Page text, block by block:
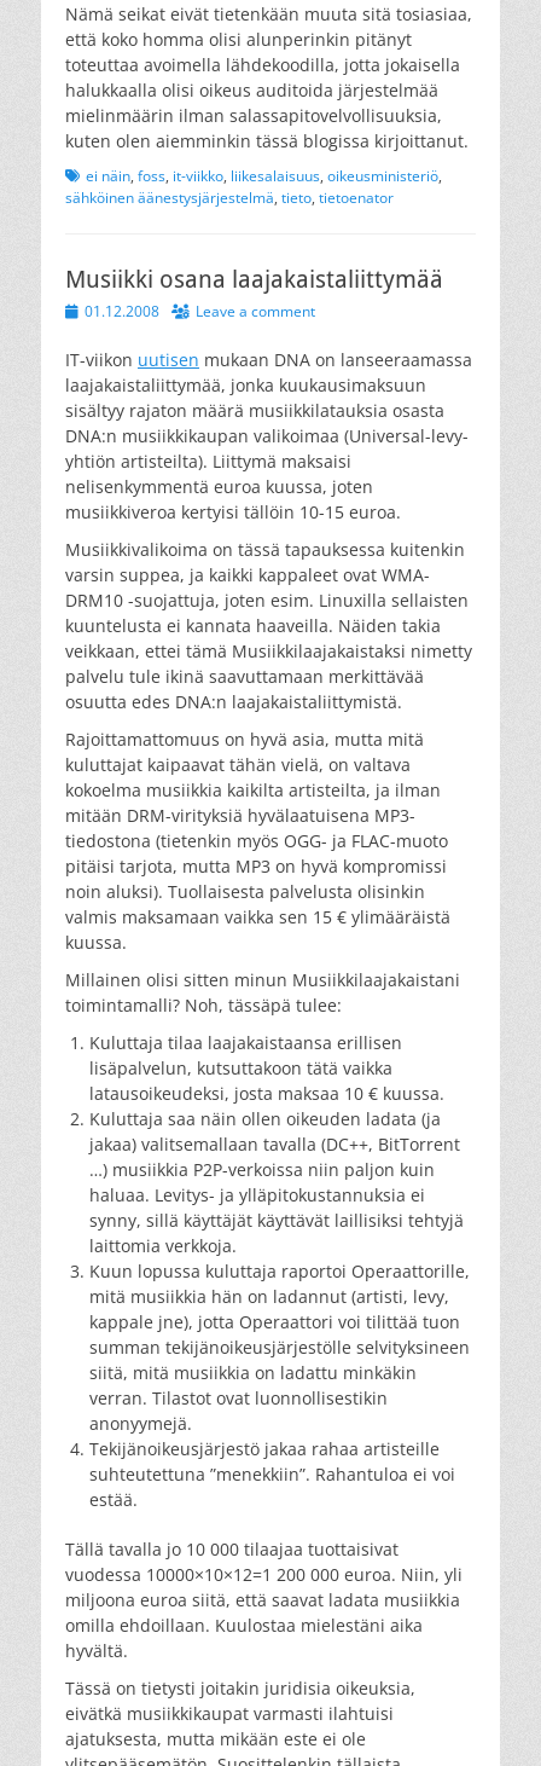
Nämä seikat eivät tietenkään muuta sitä tosiasiaa,
että koko homma olisi alunperinkin pitänyt
toteuttaa avoimella lähdekoodilla, jotta jokaisella
halukkaalla olisi oikeus auditoida järjestelmää
mielinmäärin ilman salassapitovelvollisuuksia,
kuten olen aiemminkin tässä blogissa kirjoittanut.
Tagsei näin, foss, it-viikko, liikesalaisuus, oikeusministeriö,
sähköinen äänestysjärjestelmä, tieto, tietoenator
Musiikki osana laajakaistaliittymää
Posted
01.12.2008 Leave a comment
IT-viikon uutisen mukaan DNA on lanseeraamassa
laajakaistaliittymää, jonka kuukausimaksuun
sisältyy rajaton määrä musiikkilatauksia osasta
DNA:n musiikkikaupan valikoimaa (Universal-levy-
yhtiön artisteilta). Liittymä maksaisi
nelisenkymmentä euroa kuussa, joten
musiikkiveroa kertyisi tällöin 10-15 euroa.
Musiikkivalikoima on tässä tapauksessa kuitenkin
varsin suppea, ja kaikki kappaleet ovat WMA-
DRM10 -suojattuja, joten esim. Linuxilla sellaisten
kuuntelusta ei kannata haaveilla. Näiden takia
veikkaan, ettei tämä Musiikkilaajakaistaksi nimetty
palvelu tule ikinä saavuttamaan merkittävää
osuutta edes DNA:n laajakaistaliittymistä.
Rajoittamattomuus on hyvä asia, mutta mitä
kuluttajat kaipaavat tähän vielä, on valtava
kokoelma musiikkia kaikilta artisteilta, ja ilman
mitään DRM-virityksiä hyvälaatuisena MP3-
tiedostona (tietenkin myös OGG- ja FLAC-muoto
pitäisi tarjota, mutta MP3 on hyvä kompromissi
noin aluksi). Tuollaisesta palvelusta olisinkin
valmis maksamaan vaikka sen 15 € ylimääräistä
kuussa.
Millainen olisi sitten minun Musiikkilaajakaistani
toimintamalli? Noh, tässäpä tulee:
Kuluttaja tilaa laajakaistaansa erillisen
lisäpalvelun, kutsuttakoon tätä vaikka
latausoikeudeksi, josta maksaa 10 € kuussa.
Kuluttaja saa näin ollen oikeuden ladata (ja
jakaa) valitsemallaan tavalla (DC++, BitTorrent
…) musiikkia P2P-verkoissa niin paljon kuin
haluaa. Levitys- ja ylläpitokustannuksia ei
synny, sillä käyttäjät käyttävät laillisiksi tehtyjä
laittomia verkkoja.
Kuun lopussa kuluttaja raportoi Operaattorille,
mitä musiikkia hän on ladannut (artisti, levy,
kappale jne), jotta Operaattori voi tilittää tuon
summan tekijänoikeusjärjestölle selvityksineen
siitä, mitä musiikkia on ladattu minkäkin
verran. Tilastot ovat luonnollisestikin
anonyymejä.
Tekijänoikeusjärjestö jakaa rahaa artisteille
suhteutettuna ”menekkiin”. Rahantuloa ei voi
estää.
Tällä tavalla jo 10 000 tilaajaa tuottaisivat
vuodessa 10000×10×12=1 200 000 euroa. Niin, yli
miljoona euroa siitä, että saavat ladata musiikkia
omilla ehdoillaan. Kuulostaa mielestäni aika
hyvältä.
Tässä on tietysti joitakin juridisia oikeuksia,
eivätkä musiikkikaupat varmasti ilahtuisi
ajatuksesta, mutta mikään este ei ole